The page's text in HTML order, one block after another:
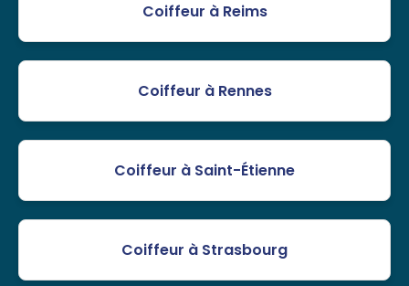
Coiffeur à Reims
Coiffeur à Rennes
Coiffeur à Saint-Étienne
Coiffeur à Strasbourg